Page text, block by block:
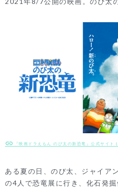
『映画ドラえもん のび太の新恐竜』公式サイ
ある夏の日、のび太、ジャイア
の4人で恐竜展に行き、化石発掘